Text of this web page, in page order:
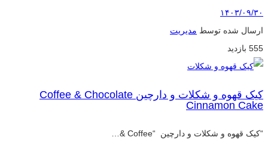
۱۴۰۳/۰۹/۳۰
ارسال شده توسط مدیریت
555 بازدید
کیک قهوه و شکلات و دارچین Coffee & Chocolate
Cinnamon Cake
“کیک قهوه و شکلات و دارچین “Coffee &…